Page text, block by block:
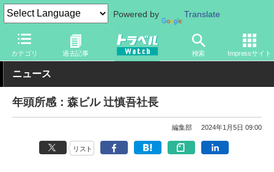
Powered by Translate
カテゴリ 過去記事 検索 Impressサイト
トラベル Watch 企業・政府・官庁
ニュース
年頭所感：森ビル 辻慎吾社長
編集部 2024年1月5日 09:00
リスト